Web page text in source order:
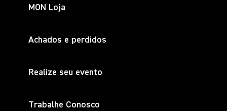
MON Loja
Achados e perdidos
Realize seu evento
Trabalhe Conosco